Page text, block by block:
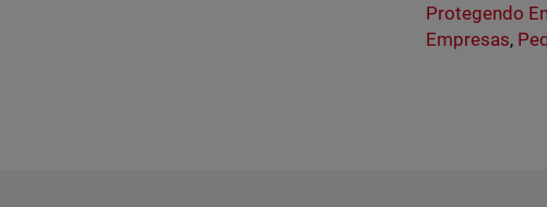
Protegendo
Empresas,